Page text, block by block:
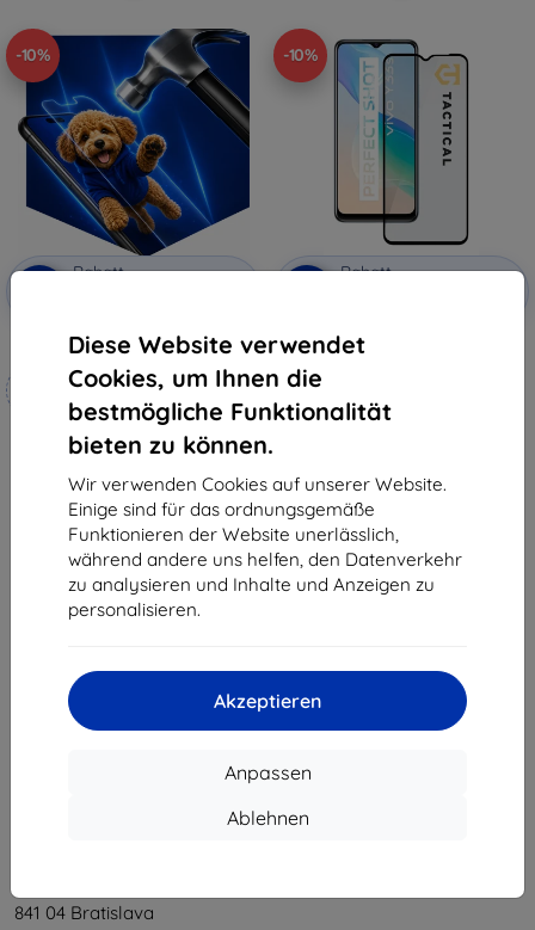
Diese Website verwendet
Cookies, um Ihnen die
bestmögliche Funktionalität
bieten zu können.
Wir verwenden Cookies auf unserer Website.
Einige sind für das ordnungsgemäße
Funktionieren der Website unerlässlich,
während andere uns helfen, den Datenverkehr
zu analysieren und Inhalte und Anzeigen zu
personalisieren.
Akzeptieren
Anpassen
Ablehnen
-10%
Rabatt
3mk Hammer Schutzfolie
Maßgeschneidert
hergestellt
19,90 €
17,91 €
Auf Lager 4 Stk.
-10%
Rabatt
Tactical Glass Shield 5D für Vivo
Y33s/Y21/Y21s schwarz
11,90 €
10,71 €
vom ganzen6.
«
841 04 Bratislava